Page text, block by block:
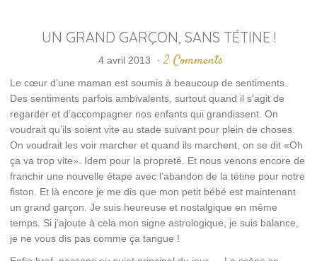
UN GRAND GARÇON, SANS TÉTINE !
4 avril 2013 · 2 Comments
Le cœur d’une maman est soumis à beaucoup de sentiments.
Des sentiments parfois ambivalents, surtout quand il s’agit de
regarder et d’accompagner nos enfants qui grandissent. On
voudrait qu’ils soient vite au stade suivant pour plein de choses.
On voudrait les voir marcher et quand ils marchent, on se dit «Oh
ça va trop vite». Idem pour la propreté. Et nous venons encore de
franchir une nouvelle étape avec l’abandon de la tétine pour notre
fiston. Et là encore je me dis que mon petit bébé est maintenant
un grand garçon. Je suis heureuse et nostalgique en même
temps. Si j’ajoute à cela mon signe astrologique, je suis balance,
je ne vous dis pas comme ça tangue !